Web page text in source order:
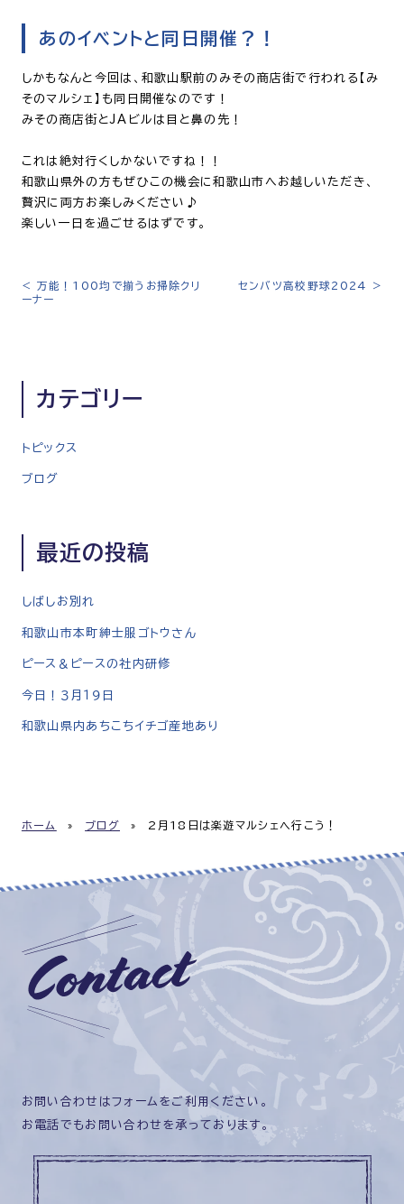
あのイベントと同日開催？！
しかもなんと今回は、和歌山駅前のみその商店街で行われる【み
そのマルシェ】も同日開催なのです！
みその商店街とJAビルは目と鼻の先！
これは絶対行くしかないですね！！
和歌山県外の方もぜひこの機会に和歌山市へお越しいただき、
贅沢に両方お楽しみください♪
楽しい一日を過ごせるはずです。
投
ー
ョ
ン
<
万能！100均で揃うお掃除クリ
ーナー
センバツ高校野球2024 >
カテゴリー
トピックス
ブログ
最近の投稿
しばしお別れ
和歌山市本町紳士服ゴトウさん
ピース＆ピースの社内研修
今日！３月１９日
和歌山県内あちこちイチゴ産地あり
ホーム » ブログ » 2月18日は楽遊マルシェへ行こう！
お問い合わせはフォームをご利用ください。
お電話でもお問い合わせを承っております。